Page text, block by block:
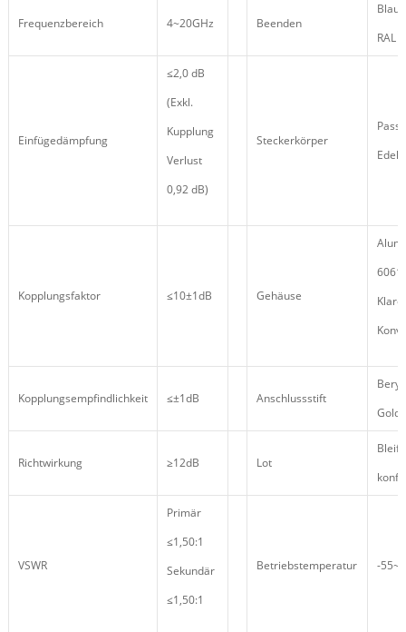
Frequenzbereich 4~20GHz Beenden
Blau
RAL
Einfügedämpfung
≤2,0 dB
(Exkl.
Kupplung
Verlust
0,92 dB)
Steckerkörper
Kopplungsfaktor ≤10±1dB Gehäuse
6061
Kopplungsempfindlichkeit ≤±1dB Anschlussstift
Richtwirkung ≥12dB Lot
VSWR
Primär
≤1,50:1
Sekundär
≤1,50:1
Betriebstemperatur -